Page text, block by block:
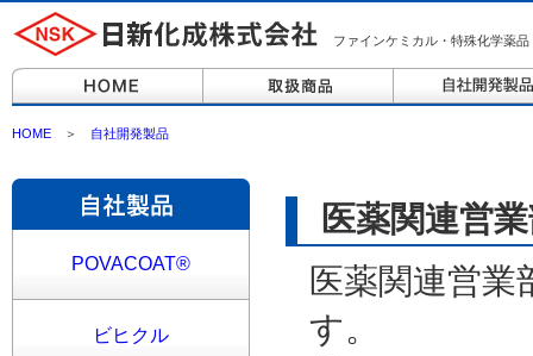
ファインケミカル・特殊化学薬
HOME ＞ 自社開発製品
POVACOAT®
ビヒクル
医薬関連営
医薬関連営
す。